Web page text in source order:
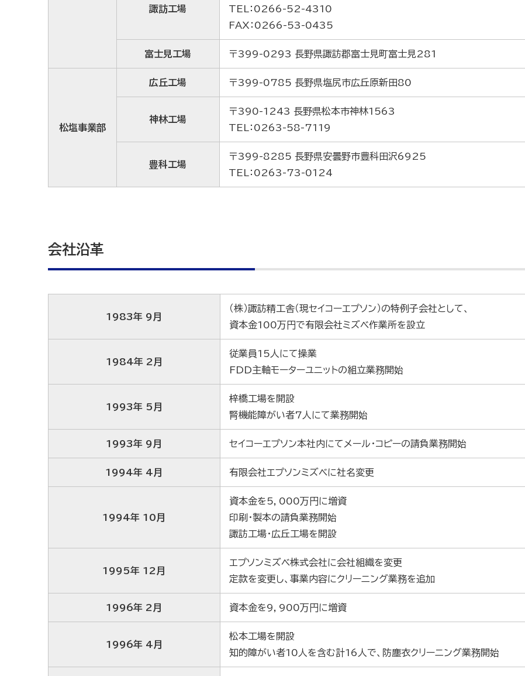
諏訪工場
TEL：0266-52-4310
FAX：0266-53-0435
富士見工場 〒399-0293 長野県諏訪郡富士見町富士見281
松塩事業部
広丘工場 〒399-0785 長野県塩尻市広丘原新田80
神林工場
〒390-1243 長野県松本市神林1563
TEL：0263-58-7119
豊科工場
〒399-8285 長野県安曇野市豊科田沢6925
TEL：0263-73-0124
会社沿革
1983年 9月
（株）諏訪精工舎（現セイコーエプソン）の特例子会社として、
資本金100万円で有限会社ミズベ作業所を設立
1984年 2月
従業員15人にて操業
FDD主軸モーターユニットの組立業務開始
1993年 5月
梓橋工場を開設
腎機能障がい者7人にて業務開始
1993年 9月 セイコーエプソン本社内にてメール・コピーの請負業務開始
1994年 4月 有限会社エプソンミズベに社名変更
1994年 10月
資本金を5，000万円に増資
印刷・製本の請負業務開始
諏訪工場・広丘工場を開設
1995年 12月
エプソンミズベ株式会社に会社組織を変更
定款を変更し、事業内容にクリーニング業務を追加
1996年 2月 資本金を9，900万円に増資
1996年 4月
松本工場を開設
知的障がい者10人を含む計16人で、防塵衣クリーニング業務開始